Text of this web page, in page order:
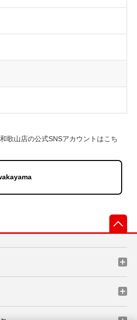
歌山店の公式SNSアカウントはこち